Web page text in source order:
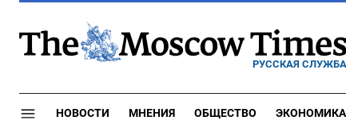
РУССКАЯ СЛУЖБА
НОВОСТИ МНЕНИЯ ОБЩЕСТВО ЭКОНОМИКА